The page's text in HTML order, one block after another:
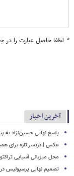
* لطفا حاصل عبارت را در
آخرین اخبار
پاسخ نهایی حسین‌نژاد به
عکس | دردسر تازه برای
محل میزبانی آسیایی
تصمیم نهایی پرسپولیس